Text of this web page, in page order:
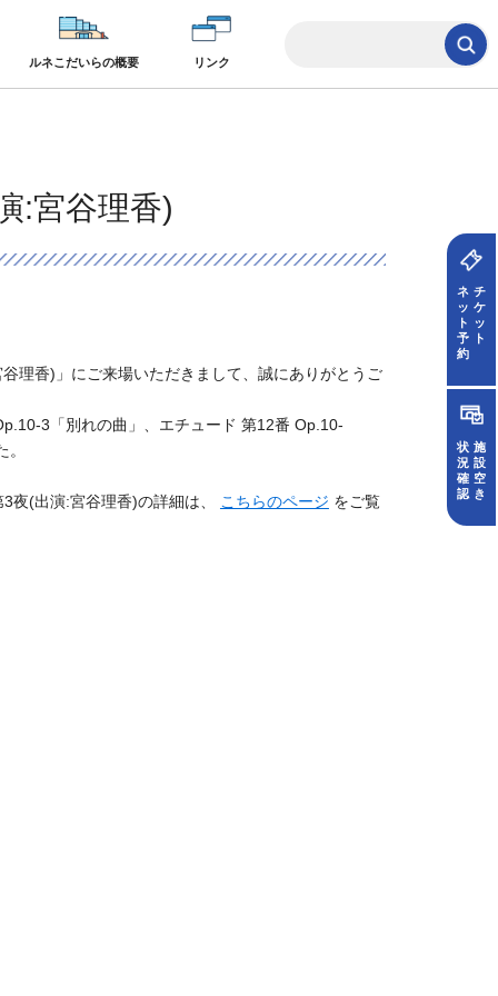
ルネこだいらの概要 リンク
チ
ケ
ッ
ト
ネ
ッ
ト
予
約
施
設
空
き
状
況
確
認
:宮谷理香)
理香)」にご来場いただきまして、誠にありがとうご
3「別れの曲」、エチュード 第12番 Op.10-
(出演:宮谷理香)の詳細は、 こちらのページ をご覧